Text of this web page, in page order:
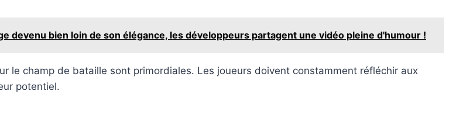
devenu bien loin de son élégance, les développeurs partagent une vidéo pleine d'humour !
le champ de bataille sont primordiales. Les joueurs doivent constamment réfléchir aux
potentiel.